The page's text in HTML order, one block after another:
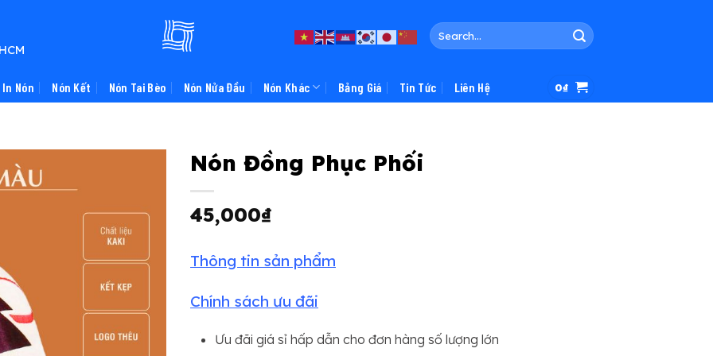
Search
for:
In Nón Nón Kết Nón Tai Bèo Nón Nửa Đầu Nón Khác Bảng Giá Tin Tức Liên Hệ 0₫
Nón Đồng Phục Phối
45,000₫
Thông tin sản phẩm
Chính sách ưu đãi
Ưu đãi giá sỉ hấp dẫn cho đơn hàng số lượng lớn